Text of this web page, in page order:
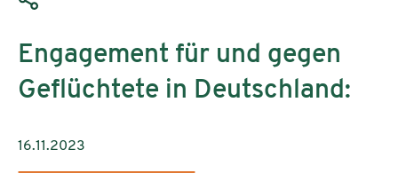
Engagement für und gegen
Geflüchtete in Deutschland:
16.11.2023